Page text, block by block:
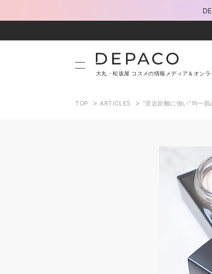
大丸・松坂屋 コスメの情報メディア＆オンラ
TOP > ARTICLES > “至近距離に強い”均一